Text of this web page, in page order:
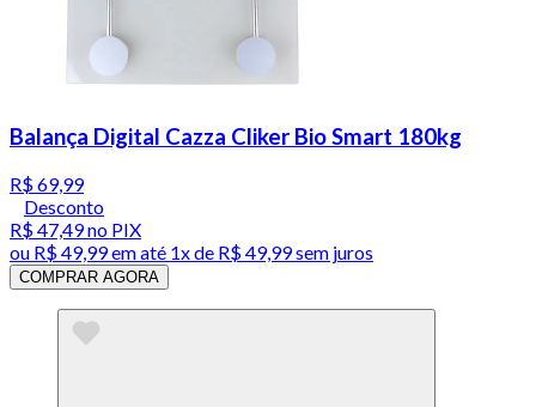
Balança Digital Cazza Cliker Bio Smart 180kg
R$ 69,99
Desconto
R$ 47,49no PIX
ou R$ 49,99em até 1x de R$ 49,99sem juros
COMPRAR AGORA